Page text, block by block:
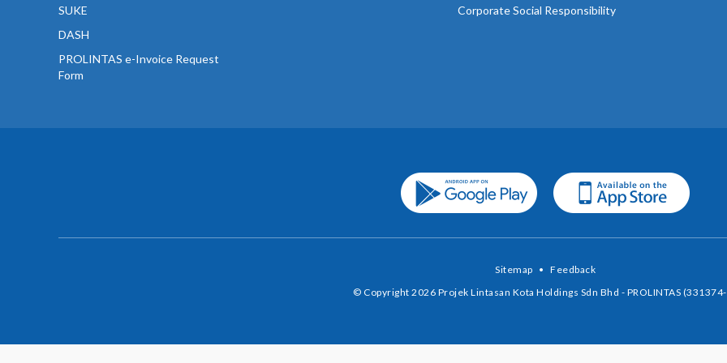
SUKE
DASH
PROLINTAS e-Invoice Request
Form
Corporate Social Responsibility
Sitemap • Feedback
© Copyright 2026 Projek Lintasan Kota Holdings Sdn Bhd - PROLINTAS